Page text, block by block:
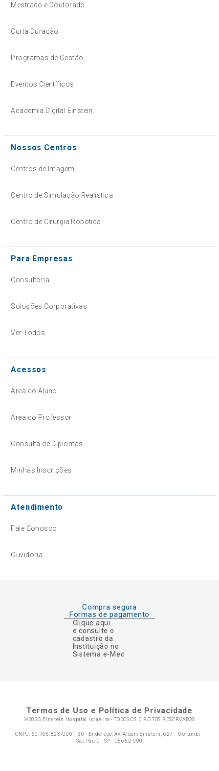
Mestrado e Doutorado
Curta Duração
Programas de Gestão
Eventos Científicos
Academia Digital Einstein
Nossos Centros
Centros de Imagem
Centro de Simulação Realística
Centro de Cirurgia Robótica
Para Empresas
Consultoria
Soluções Corporativas
Ver Todos
Acessos
Área do Aluno
Área do Professor
Consulta de Diplomas
Minhas Inscrições
Atendimento
Fale Conosco
Ouvidoria
Compra segura
Formas de pagamento
Clique aqui
e consulte o
cadastro da
Instituição no
Sistema e-Mec
Termos de Uso e Política de Privacidade
©2025 Einstein Hospital Israelita -TODOS OS DIREITOS RESERVADOS
CNPJ: 60.765.823/0001-30 - Endereço: Av. Albert Einstein, 627 - Morumbi -
São Paulo - SP - 05652-000